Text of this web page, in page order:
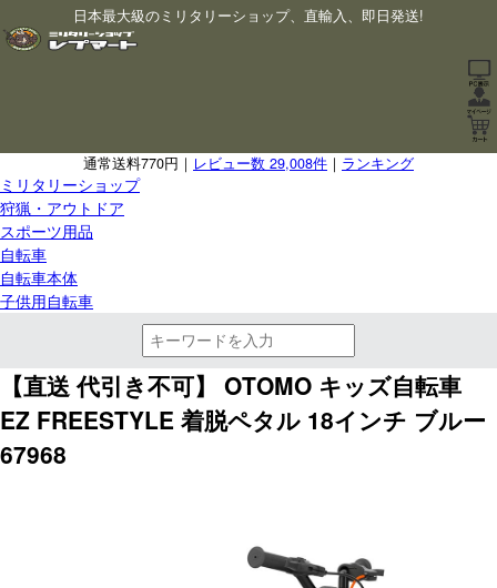
日本最大級のミリタリーショップ、直輸入、即日発送!
通常送料770円｜ レビュー数 29,008件 ｜ ランキング
ミリタリーショップ
狩猟・アウトドア
スポーツ用品
自転車
自転車本体
子供用自転車
【直送 代引き不可】 OTOMO キッズ自転車
EZ FREESTYLE 着脱ペタル 18インチ ブルー
67968